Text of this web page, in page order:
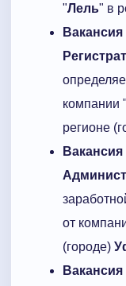
"Лель" в
Вакансия
компании "
регионе
Вакансия
от
(городе)
Вакансия